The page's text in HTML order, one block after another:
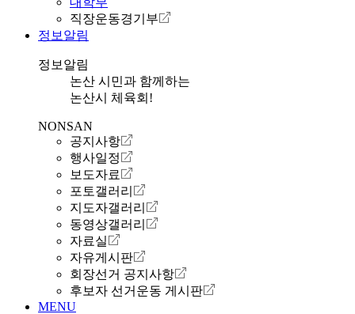
직장운동경기부
정보알림
정보알림
논산 시민과 함께하는
논산시 체육회!
NONSAN
공지사항
행사일정
보도자료
포토갤러리
지도자갤러리
동영상갤러리
자료실
자유게시판
회장선거 공지사항
후보자 선거운동 게시판
MENU